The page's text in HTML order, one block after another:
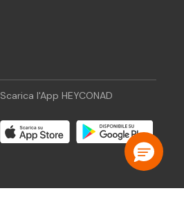
Scarica l'App HEYCONAD